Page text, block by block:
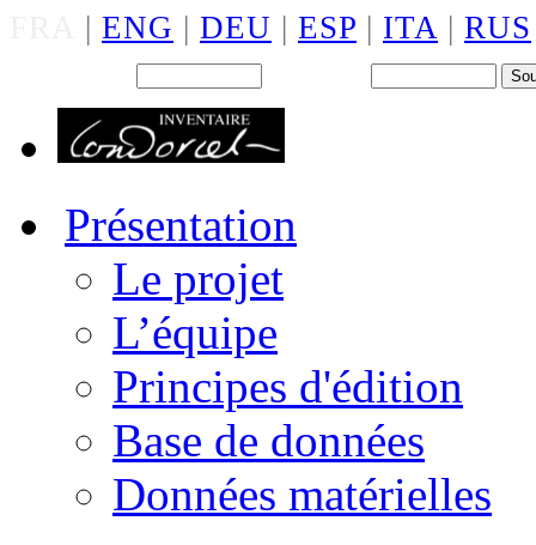
| ENG | DEU | ESP | ITA | RUS
Présentation
Le projet
L’équipe
Principes d'édition
Base de données
Données matérielles